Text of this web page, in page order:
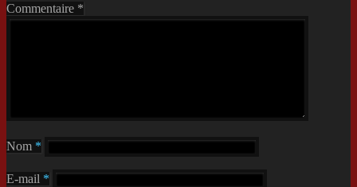
Commentaire *
Nom *
E-mail *